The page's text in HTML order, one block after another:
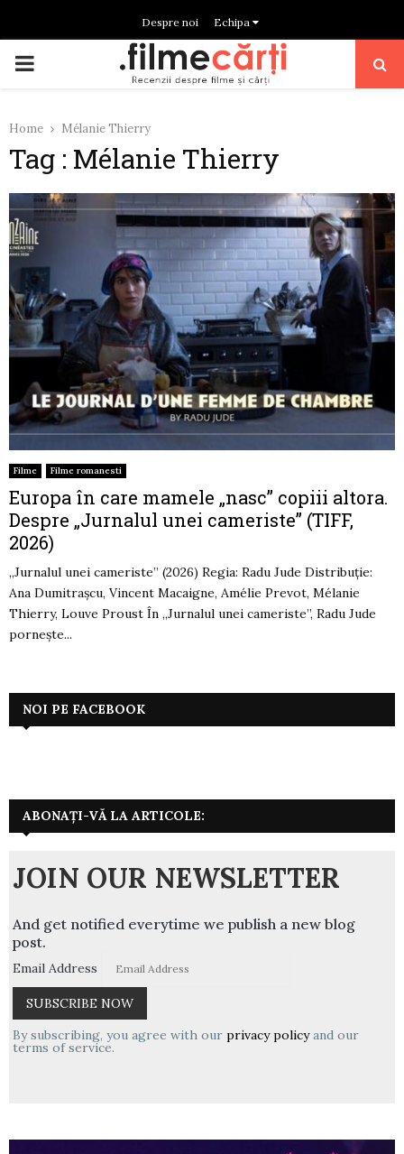
Despre noi Echipa
PRIMARY
Home Mélanie Thierry
Tag : Mélanie Thierry
Filme Filme romanesti
Europa în care mamele „nasc” copiii altora.
Despre „Jurnalul unei cameriste” (TIFF,
2026)
„Jurnalul unei cameriste” (2026) Regia: Radu Jude Distribuție:
Ana Dumitrașcu, Vincent Macaigne, Amélie Prevot, Mélanie
Thierry, Louve Proust În „Jurnalul unei cameriste”, Radu Jude
pornește...
NOI PE FACEBOOK
ABONAȚI-VĂ LA ARTICOLE:
JOIN OUR NEWSLETTER
And get notified everytime we publish a new blog
post.
Email Address
By subscribing, you agree with our privacy policyand our
terms of service.